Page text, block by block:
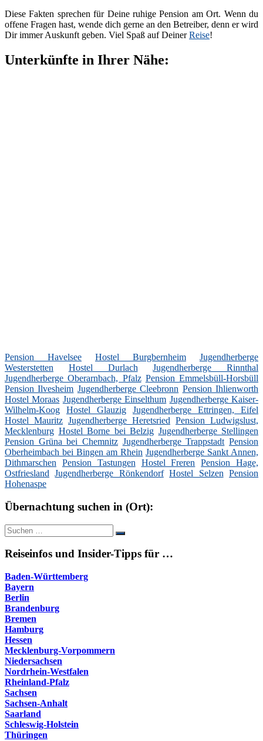
Diese Fakten sprechen für Deine ruhige Pension am Ort. Wenn du
offene Fragen hast, wende dich gerne an den Betreiber, denn er wird
Dir immer Auskunft geben. Viel Spaß auf DeinerReise!
Unterkünfte in Ihrer Nähe:
Pension Havelsee Hostel Burgbernheim
Jugendherberge
Westerstetten
Hostel Durlach
Jugendherberge Rinnthal
Jugendherberge Oberarnbach, Pfalz Pension Emmelsbüll-Horsbüll
Pension Ilvesheim Jugendherberge Cleebronn Pension Ihlienworth
Hostel Moraas Jugendherberge Einselthum Jugendherberge Kaiser-
Wilhelm-Koog
Hostel Glauzig
Jugendherberge Ettringen, Eifel
Hostel Mauritz Jugendherberge Heretsried Pension Ludwigslust,
Mecklenburg Hostel Borne bei Belzig Jugendherberge Stellingen
Pension Grüna bei Chemnitz Jugendherberge Trappstadt Pension
Oberheimbach bei Bingen am Rhein Jugendherberge Sankt Annen,
Dithmarschen
Pension Tastungen Hostel Freren
Pension Hage,
Ostfriesland
Jugendherberge Rönkendorf Hostel Selzen Pension
Hohenaspe
Übernachtung suchen in (Ort):
Suche
nach:
Suchen
Reiseinfos und Insider-Tipps für …
Baden-Württemberg
Bayern
Berlin
Brandenburg
Bremen
Hamburg
Hessen
Mecklenburg-Vorpommern
Niedersachsen
Nordrhein-Westfalen
Rheinland-Pfalz
Sachsen
Sachsen-Anhalt
Saarland
Schleswig-Holstein
Thüringen